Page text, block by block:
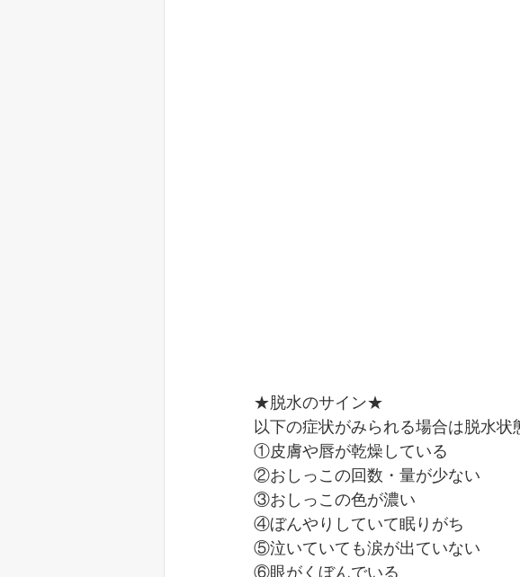
★脱水のサイン★
以下の症状がみられる場合は脱水状
①皮膚や唇が乾燥している
②おしっこの回数・量が少ない
③おしっこの色が濃い
④ぼんやりしていて眠りがち
⑤泣いていても涙が出ていない
⑥眼がくぼんでいる